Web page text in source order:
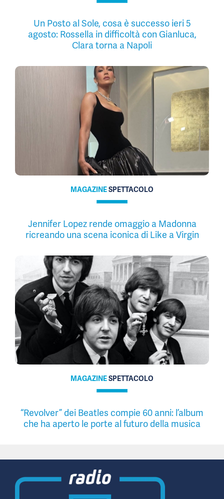
Un Posto al Sole, cosa è successo ieri 5
agosto: Rossella in difficoltà con Gianluca,
Clara torna a Napoli
MAGAZINESPETTACOLO
Jennifer Lopez rende omaggio a Madonna
ricreando una scena iconica di Like a Virgin
MAGAZINESPETTACOLO
“Revolver” dei Beatles compie 60 anni: l’album
che ha aperto le porte al futuro della musica